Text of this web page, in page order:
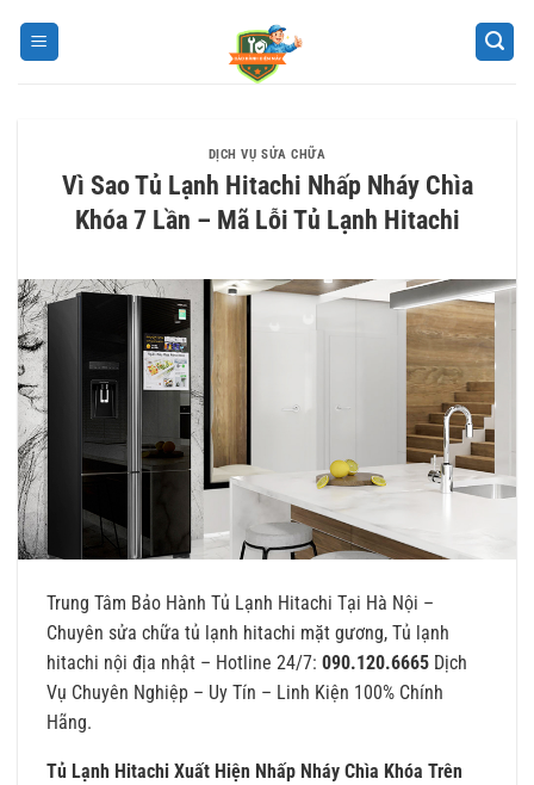
DỊCH VỤ SỬA CHỮA
Vì Sao Tủ Lạnh Hitachi Nhấp Nháy Chìa
Khóa 7 Lần – Mã Lỗi Tủ Lạnh Hitachi
Trung Tâm Bảo Hành Tủ Lạnh Hitachi Tại Hà Nội –
Chuyên sửa chữa tủ lạnh hitachi mặt gương, Tủ lạnh
hitachi nội địa nhật – Hotline 24/7: 090.120.6665 Dịch
Vụ Chuyên Nghiệp – Uy Tín – Linh Kiện 100% Chính
Hãng.
Tủ Lạnh Hitachi Xuất Hiện Nhấp Nháy Chìa Khóa Trên